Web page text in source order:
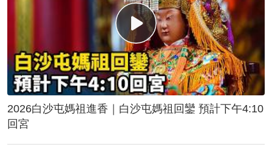
2026白沙屯媽祖進香｜白沙屯媽祖回鑾 預計下午4:10
回宮